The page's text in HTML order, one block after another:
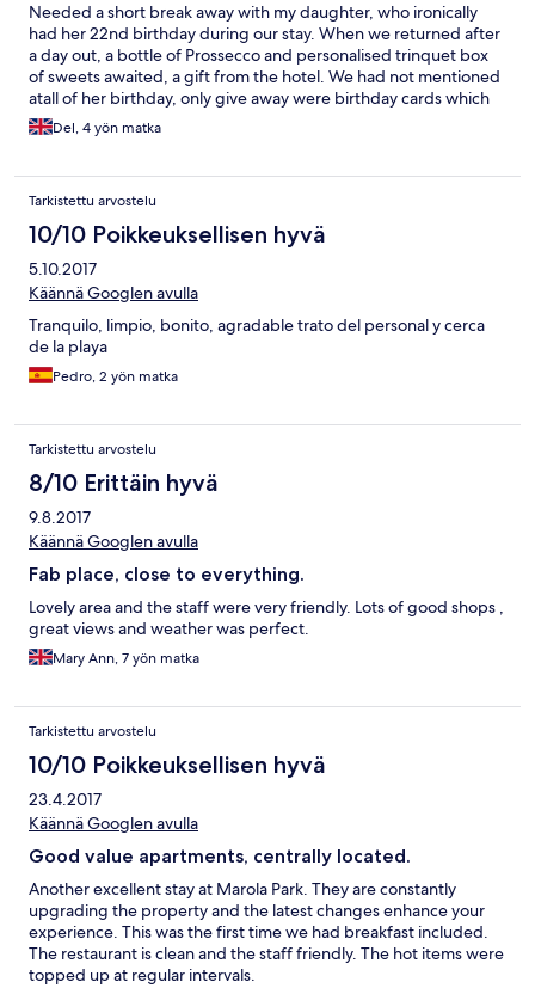
Needed a short break away with my daughter, who ironically
had her 22nd birthday during our stay. When we returned after
a day out, a bottle of Prossecco and personalised trinquet box
of sweets awaited, a gift from the hotel. We had not mentioned
atall of her birthday, only give away were birthday cards which
were in our room. This was a lovely gesture! All staff were very
polite always. We had no issues with getting sunbeds by the
having to relog-in each time, we were on holiday and had plenty
of time to do this!! The hotel was spotless. We stayed for 4
nights, clean towels provided for 3 days, and clean bedding
after our 2nd night. Hotel seemed very quite despite being full.
We stayed half board basis. Both breakfast and evening meals
were good with ample choice, glass of wine and large glass of
Del, 4 yön matka
Tarkistettu arvostelu
10/10 Poikkeuksellisen hyvä
5.10.2017
Käännä Googlen avulla
Tranquilo, limpio, bonito, agradable trato del personal y cerca
de la playa
Pedro, 2 yön matka
Tarkistettu arvostelu
8/10 Erittäin hyvä
9.8.2017
Käännä Googlen avulla
Fab place, close to everything.
Lovely area and the staff were very friendly. Lots of good shops ,
great views and weather was perfect.
Mary Ann, 7 yön matka
Tarkistettu arvostelu
10/10 Poikkeuksellisen hyvä
23.4.2017
Käännä Googlen avulla
Good value apartments, centrally located.
Another excellent stay at Marola Park. They are constantly
upgrading the property and the latest changes enhance your
experience. This was the first time we had breakfast included.
The restaurant is clean and the staff friendly. The hot items were
topped up at regular intervals.